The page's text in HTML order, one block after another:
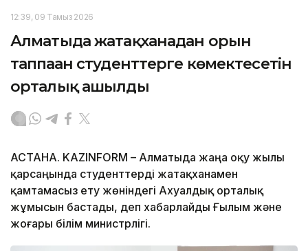
12:39, 09 Тамыз 2026
Алматыда жатақханадан орын
таппаған студенттерге көмектесетін
орталық ашылды
АСТАНА. KAZINFORM – Алматыда жаңа оқу жылы
қарсаңында студенттерді жатақханамен
қамтамасыз ету жөніндегі Ахуалдық орталық
жұмысын бастады, деп хабарлайды Ғылым және
жоғары білім министрлігі.